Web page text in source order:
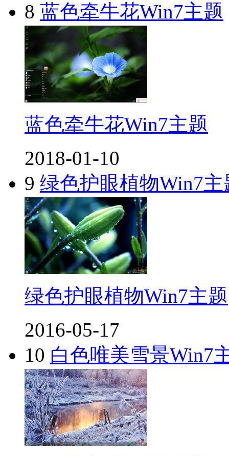
8 蓝色牵牛花Win7主题
蓝色牵牛花Win7主题
2018-01-10
9 绿色护眼植物Win7主
绿色护眼植物Win7主题
2016-05-17
10 白色唯美雪景Win7